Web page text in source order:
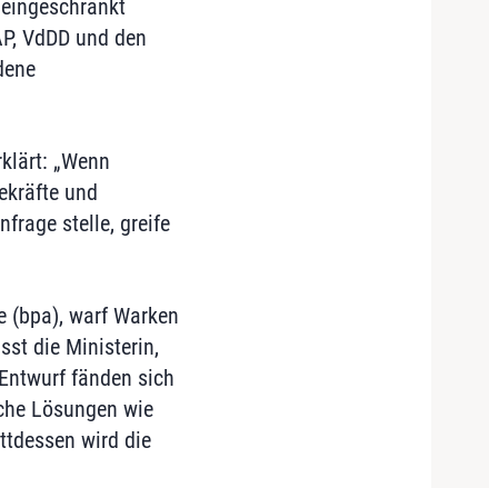
VdDD und den
„Wenn
und
stelle, greife
(bpa), warf Warken
die Ministerin,
fänden sich
Lösungen wie
wird die